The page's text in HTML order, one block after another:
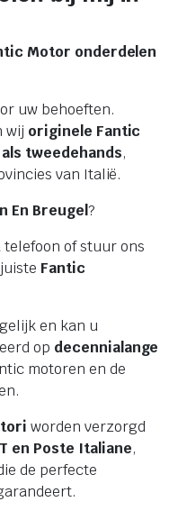
Motor onderdelen
uw behoeften.
wij originele Fantic
tweedehands,
van Italië.
En Breugel ?
telefoon of stuur ons
Fantic
en kan u
op decennialange
motoren en de
worden verzorgd
en Poste Italiane,
de perfecte